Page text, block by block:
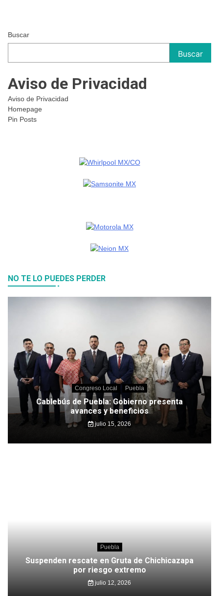
Buscar
Buscar
Aviso de Privacidad
Aviso de Privacidad
Homepage
Pin Posts
NO TE LO PUEDES PERDER
Congreso Local Puebla
Cablebús de Puebla: Gobierno presenta
avances y beneficios
julio 15, 2026
Puebla
Suspenden rescate en Gruta de Chichicazapa
por riesgo extremo
julio 12, 2026